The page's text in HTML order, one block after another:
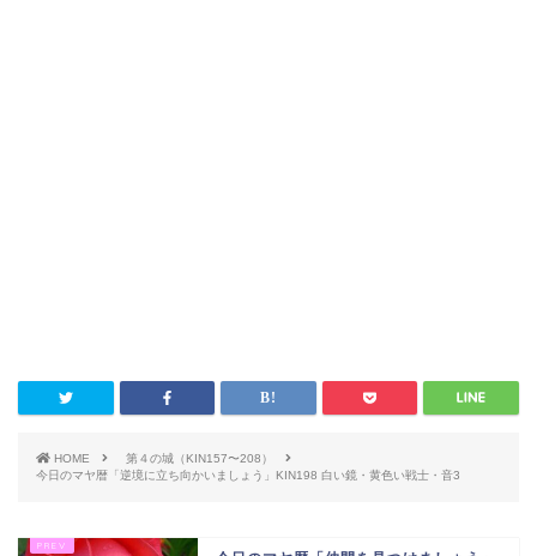
HOME
第４の城（KIN157〜208）
今日のマヤ暦「逆境に立ち向かいましょう」KIN198 白い鏡・黄色い戦士・音3